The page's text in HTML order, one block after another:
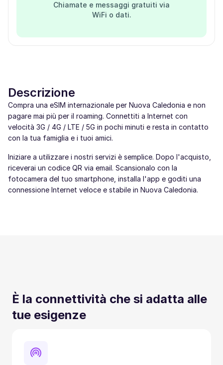
Chiamate e messaggi gratuiti via
WiFi o dati.
Descrizione
Compra una eSIM internazionale per Nuova Caledonia e non
pagare mai più per il roaming. Connettiti a Internet con
velocità 3G / 4G / LTE / 5G in pochi minuti e resta in contatto
con la tua famiglia e i tuoi amici.
Iniziare a utilizzare i nostri servizi è semplice. Dopo l'acquisto,
riceverai un codice QR via email. Scansionalo con la
fotocamera del tuo smartphone, installa l'app e goditi una
connessione Internet veloce e stabile in Nuova Caledonia.
È la connettività che si adatta alle
tue esigenze